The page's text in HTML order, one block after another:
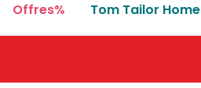
Offres% Tom Tailor Home